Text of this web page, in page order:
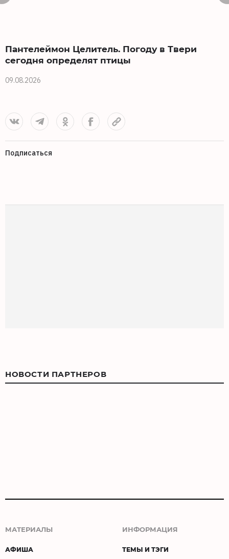
Пантелеймон Целитель. Погоду в Твери
сегодня определят птицы
09.08.2026
Подписаться
НОВОСТИ ПАРТНЕРОВ
МАТЕРИАЛЫ
АФИША
ИНФОРМАЦИЯ
ТЕМЫ И ТЭГИ